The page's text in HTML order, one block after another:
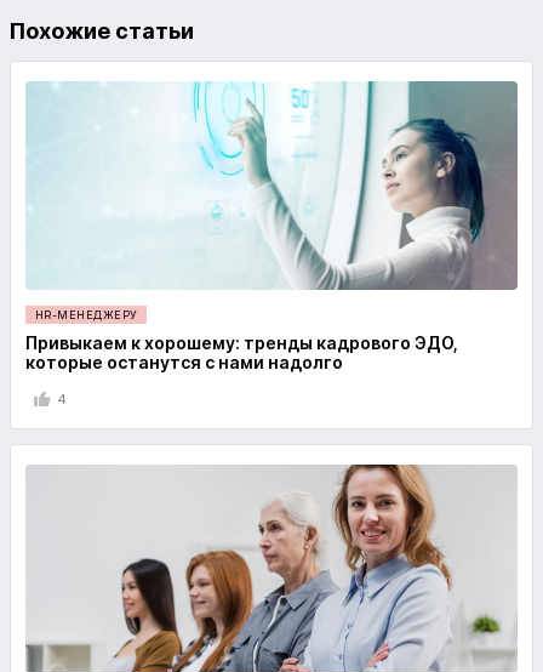
Похожие статьи
HR-МЕНЕДЖЕРУ
Привыкаем к хорошему: тренды кадрового ЭДО,
которые останутся с нами надолго
4